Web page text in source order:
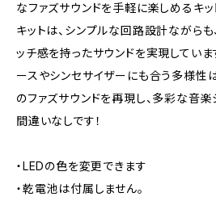
なファズサウンドを手軽に楽しめるキッ
キットは、シンプルな回路設計ながら
ッチ感を持ったサウンドを実現していま
ースやシンセサイザーにも合う多様性
のファズサウンドを再現し、多彩な音
間違いなしです！
・LEDの色を変更できます
・乾電池は付属しません。